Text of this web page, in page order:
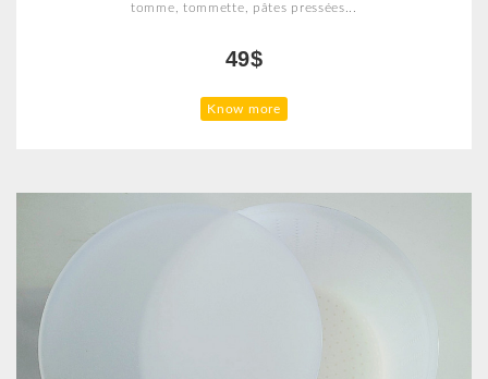
tomme, tommette, pâtes pressées...
49$
Know more